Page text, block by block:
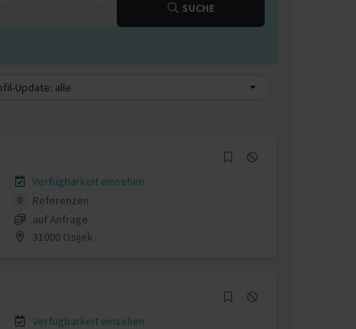
SUCHE
Update: alle
Verfügbarkeit einsehen
0
Referenzen
auf Anfrage
31000 Osijek
Verfügbarkeit einsehen